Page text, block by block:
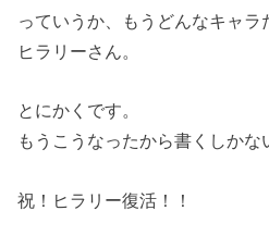
っていうか、もうどんなキャ
ヒラリーさん。
とにかくです。
もうこうなったから書くしかな
祝！ヒラリー復活！！